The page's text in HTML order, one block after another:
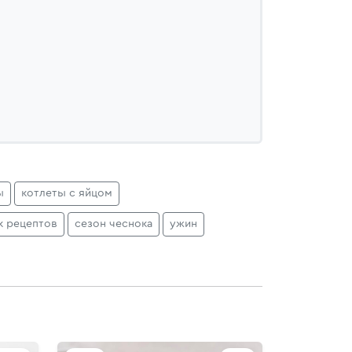
котлеты с яйцом
рецептов сезон чеснока ужин